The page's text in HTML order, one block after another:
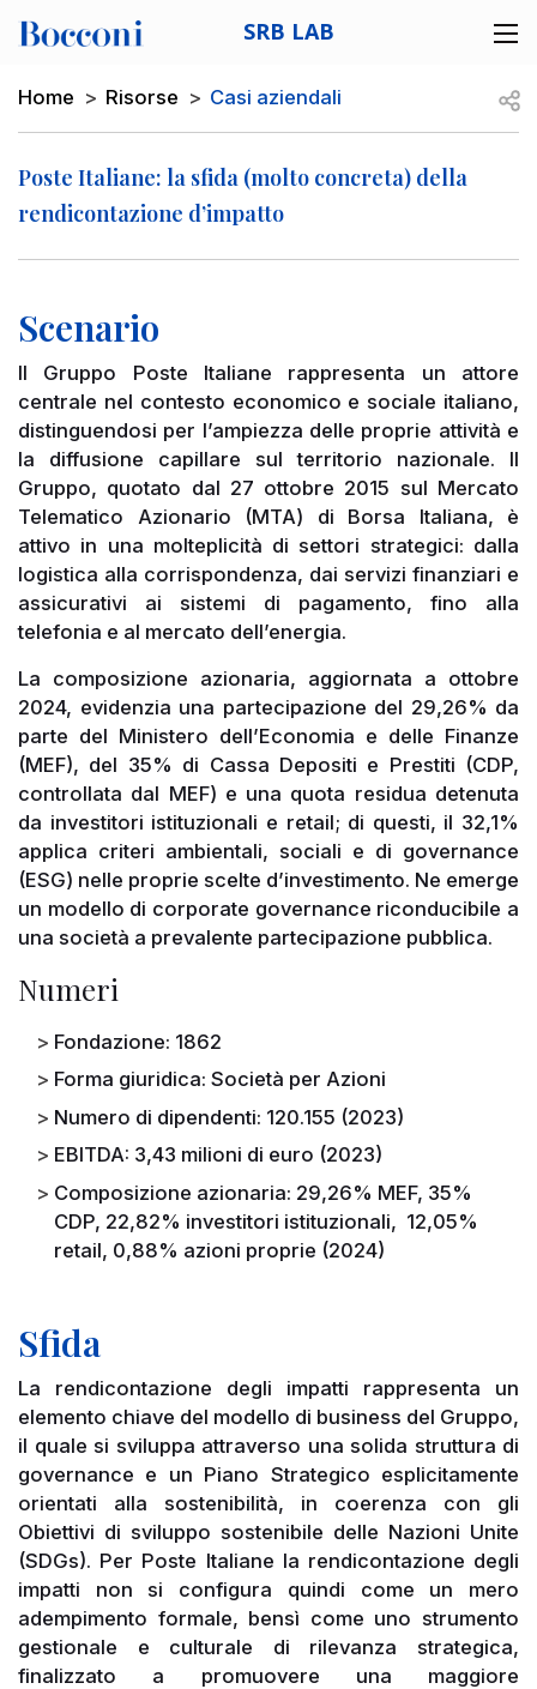
SRB LAB
Breadcrumb
Home Risorse Casi aziendali
Poste Italiane: la sfida (molto concreta) della
rendicontazione d’impatto
Scenario
Il Gruppo Poste Italiane rappresenta un attore
centrale nel contesto economico e sociale italiano,
distinguendosi per l’ampiezza delle proprie attività e
la diffusione capillare sul territorio nazionale. Il
Gruppo, quotato dal 27 ottobre 2015 sul Mercato
Telematico Azionario (MTA) di Borsa Italiana, è
attivo in una molteplicità di settori strategici: dalla
logistica alla corrispondenza, dai servizi finanziari e
assicurativi ai sistemi di pagamento, fino alla
telefonia e al mercato dell’energia.
La composizione azionaria, aggiornata a ottobre
2024, evidenzia una partecipazione del 29,26% da
parte del Ministero dell’Economia e delle Finanze
(MEF), del 35% di Cassa Depositi e Prestiti (CDP,
controllata dal MEF) e una quota residua detenuta
da investitori istituzionali e retail; di questi, il 32,1%
applica criteri ambientali, sociali e di governance
(ESG) nelle proprie scelte d’investimento. Ne emerge
un modello di corporate governance riconducibile a
una società a prevalente partecipazione pubblica.
Numeri
Fondazione: 1862
Forma giuridica: Società per Azioni
Numero di dipendenti: 120.155 (2023)
EBITDA: 3,43 milioni di euro (2023)
Composizione azionaria: 29,26% MEF, 35%
CDP, 22,82% investitori istituzionali, 12,05%
retail, 0,88% azioni proprie (2024)
Sfida
La rendicontazione degli impatti rappresenta un
elemento chiave del modello di business del Gruppo,
il quale si sviluppa attraverso una solida struttura di
governance e un Piano Strategico esplicitamente
orientati alla sostenibilità, in coerenza con gli
Obiettivi di sviluppo sostenibile delle Nazioni Unite
(SDGs). Per Poste Italiane la rendicontazione degli
impatti non si configura quindi come un mero
adempimento formale, bensì come uno strumento
gestionale e culturale di rilevanza strategica,
finalizzato a promuovere una maggiore